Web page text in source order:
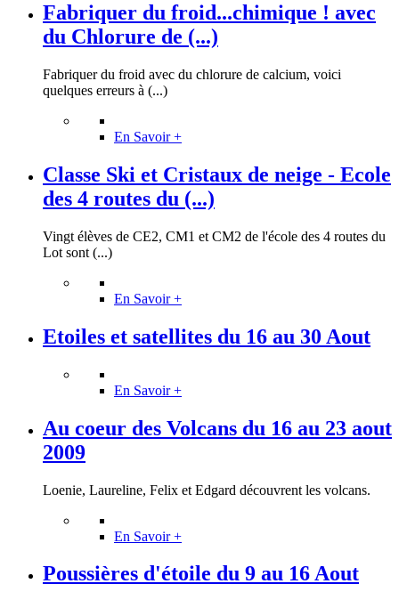
Fabriquer du froid...chimique ! avec
du Chlorure de (...)
Fabriquer du froid avec du chlorure de calcium, voici
quelques erreurs à (...)
En Savoir +
Classe Ski et Cristaux de neige - Ecole
des 4 routes du (...)
Vingt élèves de CE2, CM1 et CM2 de l'école des 4 routes du
Lot sont (...)
En Savoir +
Etoiles et satellites du 16 au 30 Aout
En Savoir +
Au coeur des Volcans du 16 au 23 aout
2009
Loenie, Laureline, Felix et Edgard découvrent les volcans.
En Savoir +
Poussières d'étoile du 9 au 16 Aout